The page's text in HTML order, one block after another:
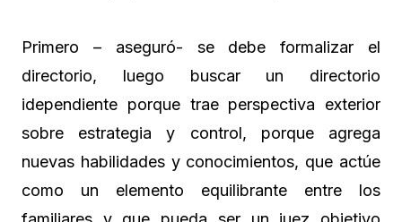
Primero – aseguró- se debe formalizar el
directorio, luego buscar un directorio
idependiente porque trae perspectiva exterior
sobre estrategia y control, porque agrega
nuevas habilidades y conocimientos, que actúe
como un elemento equilibrante entre los